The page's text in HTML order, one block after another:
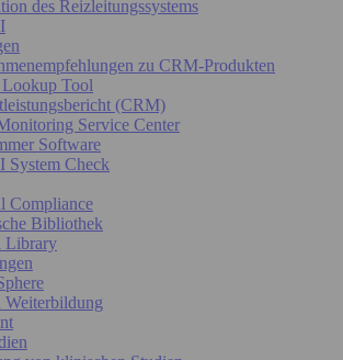
des Reizleitungssystems
zu CRM-Produkten
Tool
(CRM)
Service Center
Software
System Check
Compliance
Bibliothek
Library
Weiterbildung